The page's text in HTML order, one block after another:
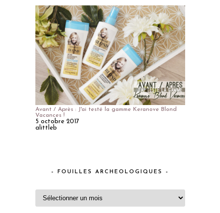
Avant / Après : J'ai testé la gamme Keranove Blond
Vacances !
5 octobre 2017
alittleb
– FOUILLES ARCHEOLOGIQUES –